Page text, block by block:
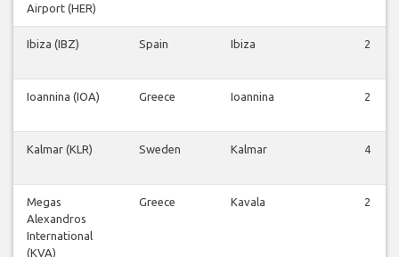
Airport (HER)
Ibiza (IBZ) Spain Ibiza 2
Ioannina (IOA) Greece Ioannina 2
Kalmar (KLR) Sweden Kalmar 4
Megas
Alexandros
International
(KVA)
Greece Kavala 2